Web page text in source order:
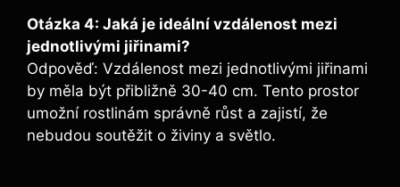
Otázka 4: Jaká je ideální vzdálenost mezi
jednotlivými jiřinami?
Odpověď: Vzdálenost mezi jednotlivými jiřinami
by měla být přibližně 30-40 cm. Tento prostor
umožní rostlinám správně růst a zajistí, že
nebudou soutěžit o živiny a světlo.